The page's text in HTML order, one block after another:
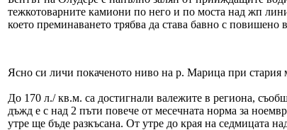
тежкотоварните камиони по него и по моста над жп
което преминаването трябва да става бавно с повишено
Ясно си личи покаченото ниво на р. Марица при стария
До 170 л./ кв.м. са достигнали валежите в региона,
дъжд е с над 2 пъти повече от месечната норма за
утре ще бъде разкъсана. От утре до края на седмицата